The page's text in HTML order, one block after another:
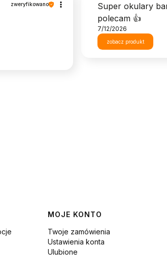
Super okulary
polecam 👍️
7/12/2026
zobacz produkt
zweryfikowano
MOJE KONTO
Twoje zamówienia
Ustawienia konta
Ulubione